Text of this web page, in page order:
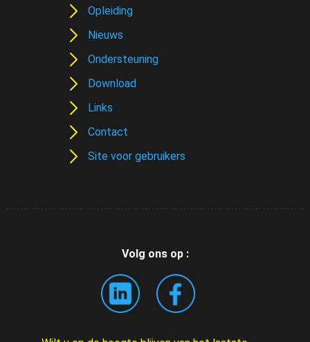
Opleiding
Nieuws
Ondersteuning
Download
Links
Contact
Site voor gebruikers
Volg ons op :